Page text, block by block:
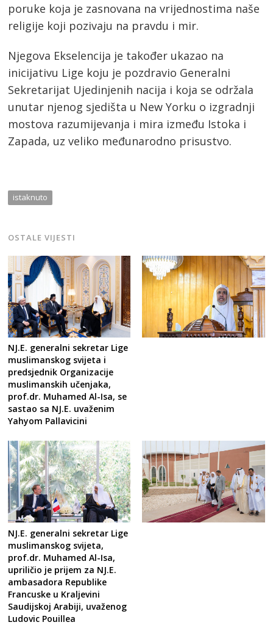
poruke koja je zasnovana na vrijednostima naše
religije koji pozivaju na pravdu i mir.
Njegova Ekselencija je također ukazao na
inicijativu Lige koju je pozdravio Generalni
Sekretarijat Ujedinjenih nacija i koja se održala
unutar njenog sjedišta u New Yorku o izgradnji
mostova razumijevanja i mira između Istoka i
Zapada, uz veliko međunarodno prisustvo.
istaknuto
OSTALE VIJESTI
NJ.E. generalni sekretar Lige
muslimanskog svijeta i
predsjednik Organizacije
muslimanskih učenjaka,
prof.dr. Muhamed Al-Isa, se
sastao sa NJ.E. uvaženim
Yahyom Pallavicini
NJ.E. generalni sekretar Lige
muslimanskog svijeta,
prof.dr. Muhamed Al-Isa,
upriličio je prijem za NJ.E.
ambasadora Republike
Francuske u Kraljevini
Saudijskoj Arabiji, uvaženog
Ludovic Pouillea